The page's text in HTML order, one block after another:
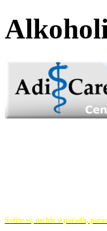
Svěřte se, nechte si poradit,